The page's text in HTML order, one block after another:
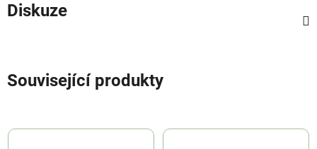
Diskuze
Související produkty